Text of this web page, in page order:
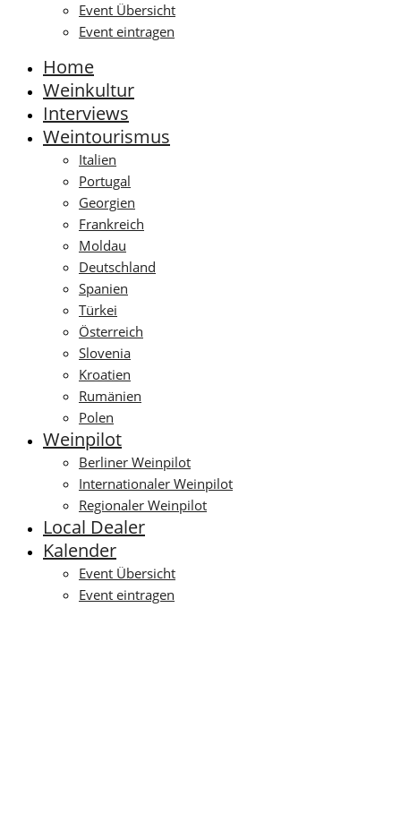
Event Übersicht
Event eintragen
Home
Weinkultur
Interviews
Weintourismus
Italien
Portugal
Georgien
Frankreich
Moldau
Deutschland
Spanien
Türkei
Österreich
Slovenia
Kroatien
Rumänien
Polen
Weinpilot
Berliner Weinpilot
Internationaler Weinpilot
Regionaler Weinpilot
Local Dealer
Kalender
Event Übersicht
Event eintragen